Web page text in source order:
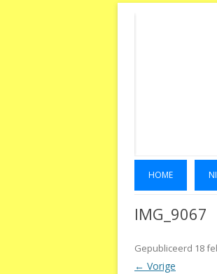
HOME
IMG_9067
Gepubliceerd 18
← Vorige